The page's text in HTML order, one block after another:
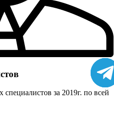
за 2019г. по всей